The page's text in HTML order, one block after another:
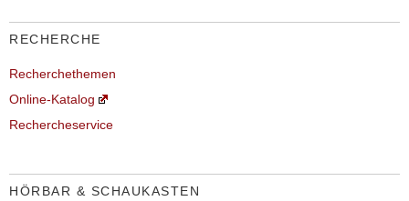
RECHERCHE
Recherchethemen
Online-Katalog
Rechercheservice
HÖRBAR & SCHAUKASTEN